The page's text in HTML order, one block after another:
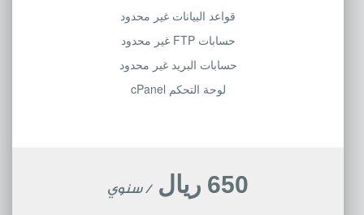
قواعد البيانات غير محدود
حسابات FTP غير محدود
حسابات البريد غير محدود
لوحة التحكم cPanel
650 ريال / سنوي